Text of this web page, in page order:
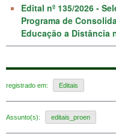
Edital nº 135/2026 -
Programa de
Educação a Distância
registrado em: Editais
Assunto(s): editais_proen